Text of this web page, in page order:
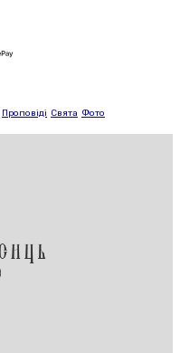
Проповіді Свята Фото